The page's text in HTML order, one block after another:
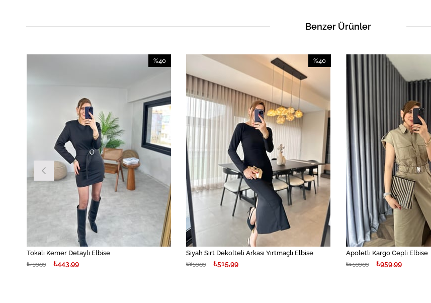
Benzer Ürünler
Tokalı Kemer Detaylı Elbise
₺443,99
₺739,99
%40
Siyah Sırt Dekolteli Arkası Yırtmaçlı Elbise
₺515,99
₺859,99
%40
%40İndirim
Apoletli Kargo Cepli Elbise
₺959,99
₺1.599,99